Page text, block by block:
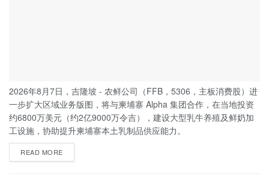
2026年8月7日，吉隆坡 - 农鲜公司（FFB，5306，主板消费股）进
一步扩大区域业务版图，将与柬埔寨 Alpha 集团合作，在当地投资
约6800万美元（约2亿9000万令吉），建设大型乳牛养殖及鲜奶加
工设施，协助提升柬埔寨本土乳制品供应能力。
READ MORE